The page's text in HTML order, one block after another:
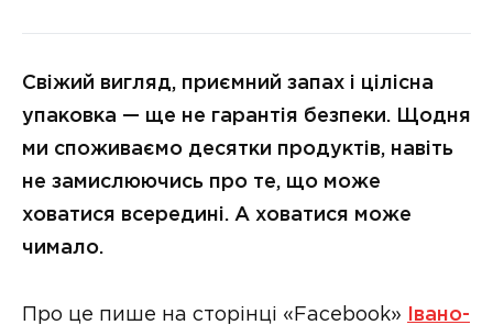
Свіжий вигляд, приємний запах і цілісна
упаковка — ще не гарантія безпеки. Щодня
ми споживаємо десятки продуктів, навіть
не замислюючись про те, що може
ховатися всередині. А ховатися може
чимало.
Про це пише на сторінці «Facebook»
Івано-